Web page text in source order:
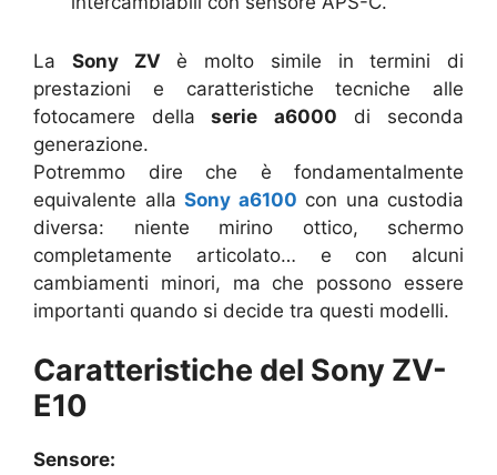
La Sony ZV è molto simile in termini di
prestazioni e caratteristiche tecniche alle
fotocamere della serie a6000 di seconda
generazione.
Potremmo dire che è fondamentalmente
equivalente alla Sony a6100 con una custodia
diversa: niente mirino ottico, schermo
completamente articolato… e con alcuni
cambiamenti minori, ma che possono essere
importanti quando si decide tra questi modelli.
Caratteristiche del Sony ZV-
E10
Sensore: